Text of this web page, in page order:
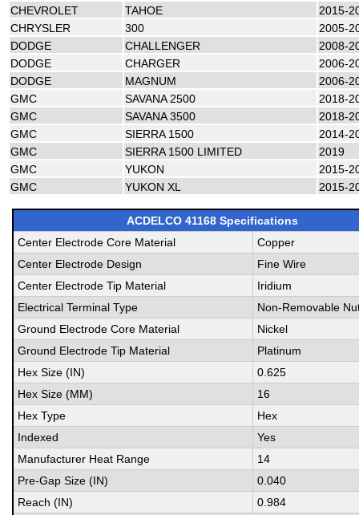
CHEVROLET
TAHOE
2015-
CHRYSLER
300
2005-
DODGE
CHALLENGER
2008-
DODGE
CHARGER
2006-
DODGE
MAGNUM
2006-
GMC
SAVANA 2500
2018-
GMC
SAVANA 3500
2018-
GMC
SIERRA 1500
2014-
GMC
SIERRA 1500 LIMITED
2019
GMC
YUKON
2015-
GMC
YUKON XL 2015-
ACDELCO 41168 Specifications
Center Electrode Core Material
Copper
Center Electrode Design
Fine Wire
Center Electrode Tip Material
Iridium
Electrical Terminal Type
Non-Removable
Ground Electrode Core Material
Nickel
Ground Electrode Tip Material
Platinum
Hex Size (IN)
0.625
Hex Size (MM)
16
Hex Type
Hex
Indexed
Yes
Manufacturer Heat Range
14
Pre-Gap Size (IN)
0.040
Reach (IN)
0.984